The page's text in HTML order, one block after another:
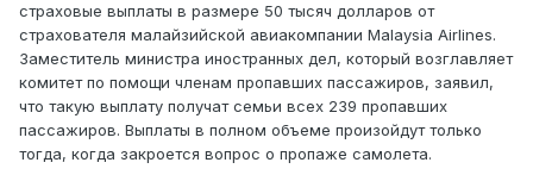
страховые выплаты в размере 50 тысяч долларов от
страхователя малайзийской авиакомпании Malaysia Airlines.
Заместитель министра иностранных дел, который возглавляет
комитет по помощи членам пропавших пассажиров, заявил,
что такую выплату получат семьи всех 239 пропавших
пассажиров. Выплаты в полном объеме произойдут только
тогда, когда закроется вопрос о пропаже самолета.